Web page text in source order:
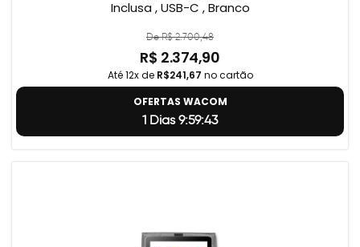
Inclusa , USB-C , Branco
De R$ 2.700,48
R$ 2.374,90
Até 12x de R$241,67 no cartão
OFERTAS WACOM
1 Dias 9:59:42